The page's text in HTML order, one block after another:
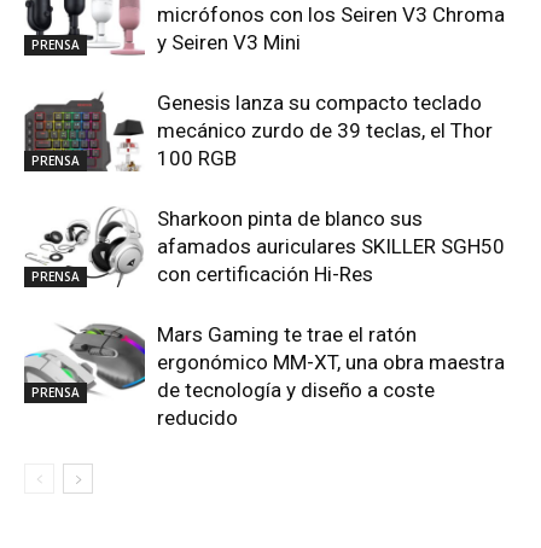
PRENSA
micrófonos con los Seiren V3 Chroma
y Seiren V3 Mini
PRENSA
Genesis lanza su compacto teclado
mecánico zurdo de 39 teclas, el Thor
100 RGB
PRENSA
Sharkoon pinta de blanco sus
afamados auriculares SKILLER SGH50
con certificación Hi-Res
PRENSA
Mars Gaming te trae el ratón
ergonómico MM-XT, una obra maestra
de tecnología y diseño a coste
reducido